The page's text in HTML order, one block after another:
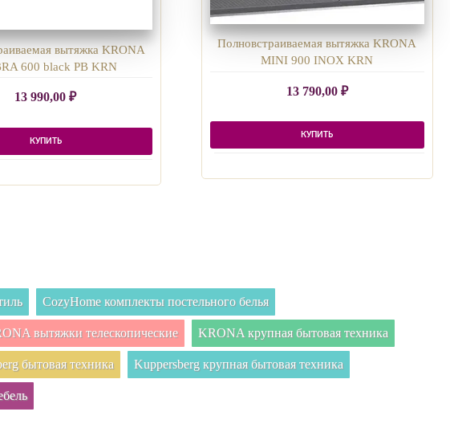
вытяжка KRONA
600 black PB KRN
13 990,00₽
КУПИТЬ
Полновстраиваемая вытяжка KRONA
MINI 900 INOX KRN
13 790,00 ₽
КУПИТЬ
CozyHome комплекты постельного белья
вытяжки телескопические KRONA крупная бытовая техника
бытовая техника Kuppersberg крупная бытовая техника